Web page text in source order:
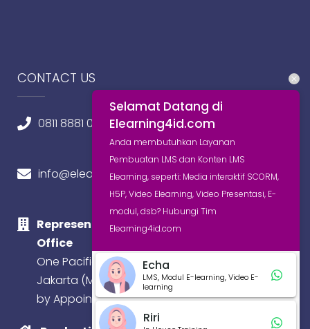
CONTACT US
0811 8881 0580
info@elearning4id.com
Representative
Office
One Pacific Place,
Jakarta (Meeting
by Appointment)
Selamat Datang di
Elearning4id.com
Anda membutuhkan Layanan
Pembuatan LMS dan Konten LMS
Elearning, seperti: Media interaktif SCORM,
H5P, Video Elearning, Video Presentasi, E-
modul, dsb? Hubungi Tim
Elearning4id.com
Echa
LMS, Modul E-learning, Video E-
learning
Riri